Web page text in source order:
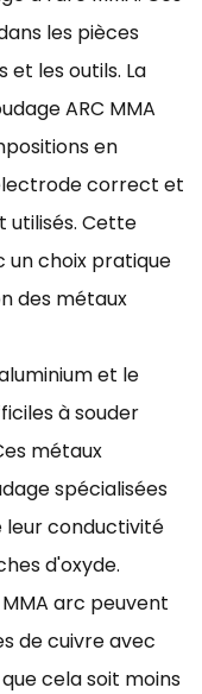
les pièces
et les outils. La
ARC MMA
en
correct et
utilisés. Cette
un choix pratique
des métaux
et le
à souder
métaux
spécialisées
leur conductivité
d'oxyde.
arc peuvent
de cuivre avec
cela soit moins